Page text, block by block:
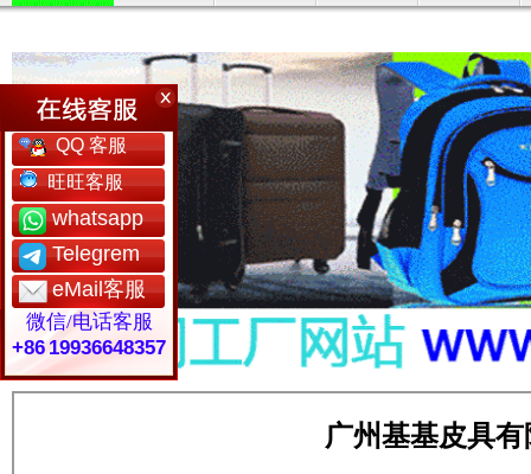
QQ 客服
旺旺客服
whatsapp
Telegrem
eMail客服
微信/电话客服
+86 19936648357